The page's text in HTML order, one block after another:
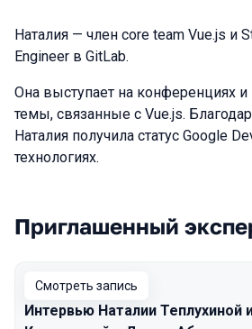
Наталия — член core team Vue.js и
Engineer в GitLab.
Она выступает на конференциях и
темы, связанные с Vue.js.
Наталия получила статус Google
технологиях.
Выступления в
Приглашенный
Смотреть запись
Интервью Наталии Теплухиной